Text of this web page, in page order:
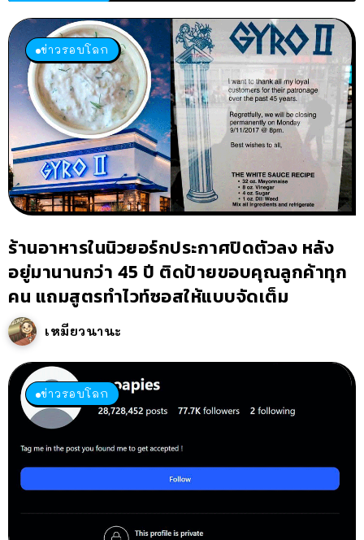
ข่าวรอบโลก
ร้านอาหารในนิวยอร์กประกาศปิดตัวลง หลัง
อยู่มานานกว่า 45 ปี ติดป้ายขอบคุณลูกค้าทุก
คน แถมสูตรทำไวท์ซอสให้แบบจัดเต็ม
เหมียวนานะ
ข่าวรอบโลก